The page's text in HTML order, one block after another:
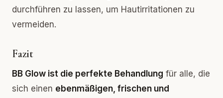
durchführen zu lassen, um Hautirritationen zu
vermeiden.
Fazit
BB Glow ist die perfekte Behandlung für alle, die
sich einen ebenmäßigen, frischen und